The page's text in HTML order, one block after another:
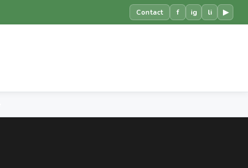
Contact f ig li ▶